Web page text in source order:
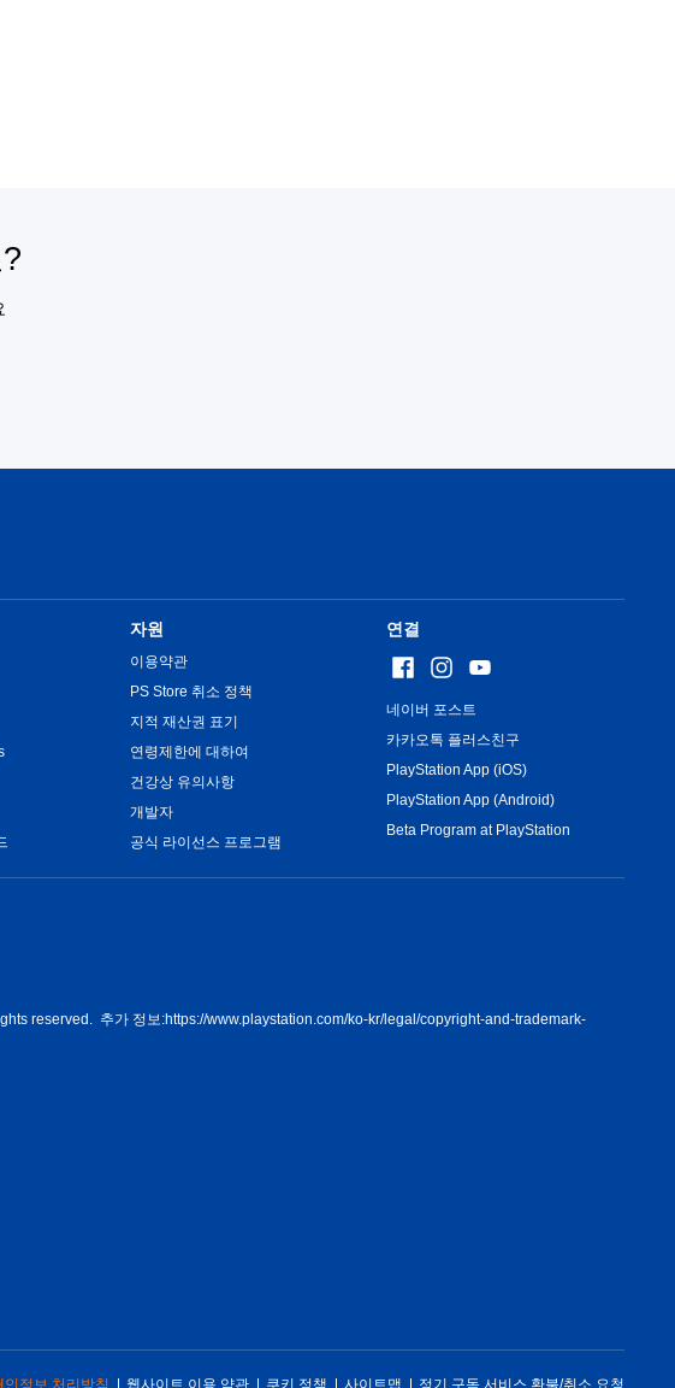
자원
이용약관
PS Store 취소 정책
지적 재산권 표기
연령제한에 대하여
건강상 유의사항
개발자
공식 라이선스 프로그램
연결
네이버 포스트
카카오톡 플러스친구
PlayStation App (iOS)
PlayStation App (Android)
Beta Program at PlayStation
reserved. 추가 정보:https://www.playstation.com/ko-kr/legal/copyright-and-trademark-
인정보 처리방침 웹사이트 이용 약관 쿠키 정책 사이트맵 정기 구독 서비스 환불/취소 요청